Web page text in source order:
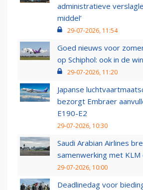
administratieve
middel’
29-07-2026, 11:54
Goed nieuws voor
op Schiphol: ook in de
29-07-2026, 11:20
Japanse
bezorgt Embraer
E190-E2
29-07-2026, 10:30
Saudi Arabian Airlines
samenwerking met KLM
29-07-2026, 10:00
Deadlinedag voor